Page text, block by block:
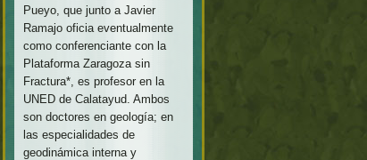
Pueyo, que junto a Javier
Ramajo oficia eventualmente
como conferenciante con la
Plataforma Zaragoza sin
Fractura*, es profesor en la
UNED de Calatayud. Ambos
son doctores en geología; en
las especialidades de
geodinámica interna y